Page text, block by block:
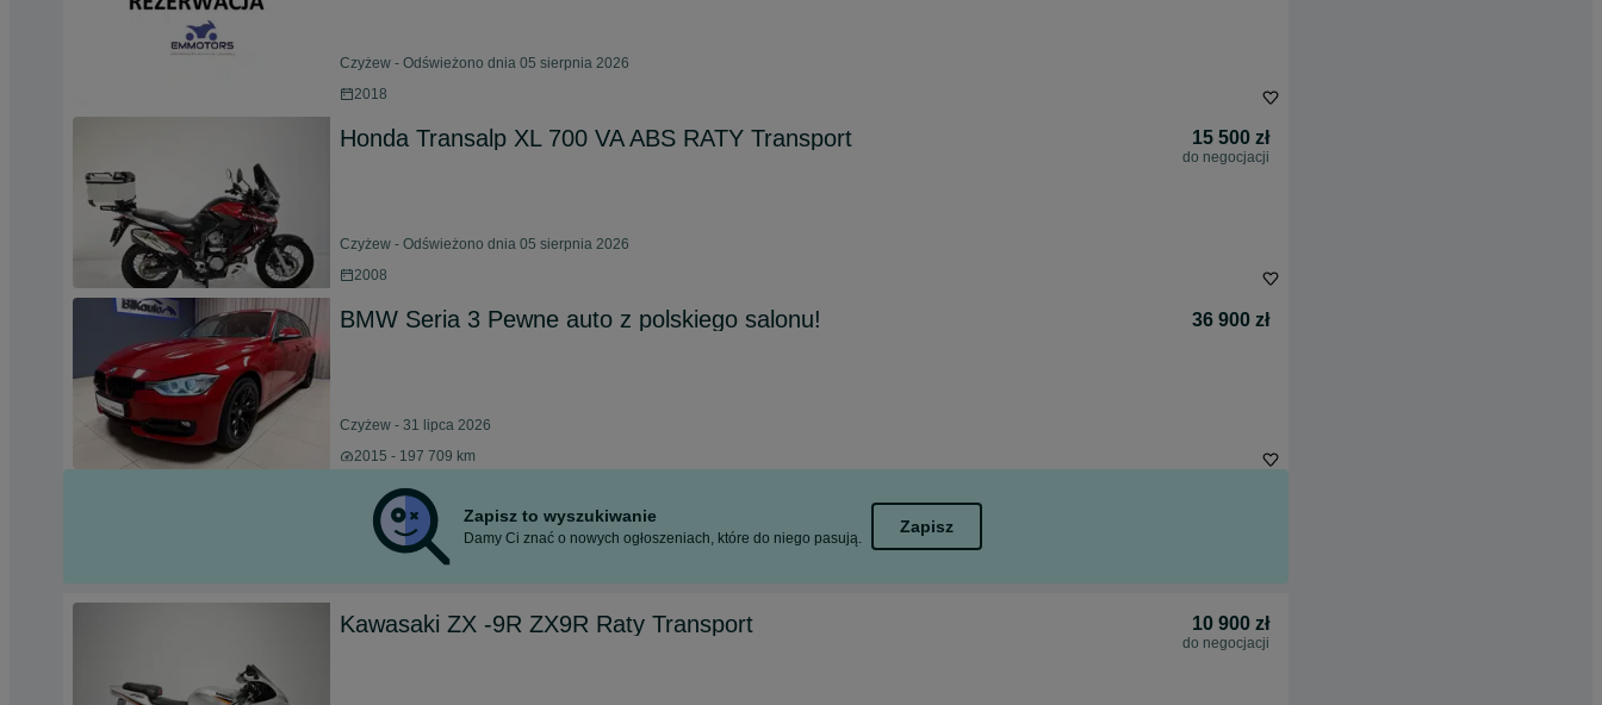
Czyżew - Odświeżono dnia 05 sierpnia 2026
2018
Honda Transalp XL 700 VA ABS RATY Transport 15 500 zł
do negocjacji
Czyżew - Odświeżono dnia 05 sierpnia 2026
2008
BMW Seria 3 Pewne auto z polskiego salonu! 36 900 zł
Czyżew - 31 lipca 2026
2015 - 197 709 km
Zapisz to wyszukiwanie
Damy Ci znać o nowych ogłoszeniach, które do niego pasują.
Zapisz
Kawasaki ZX -9R ZX9R Raty Transport 10 900 zł
do negocjacji